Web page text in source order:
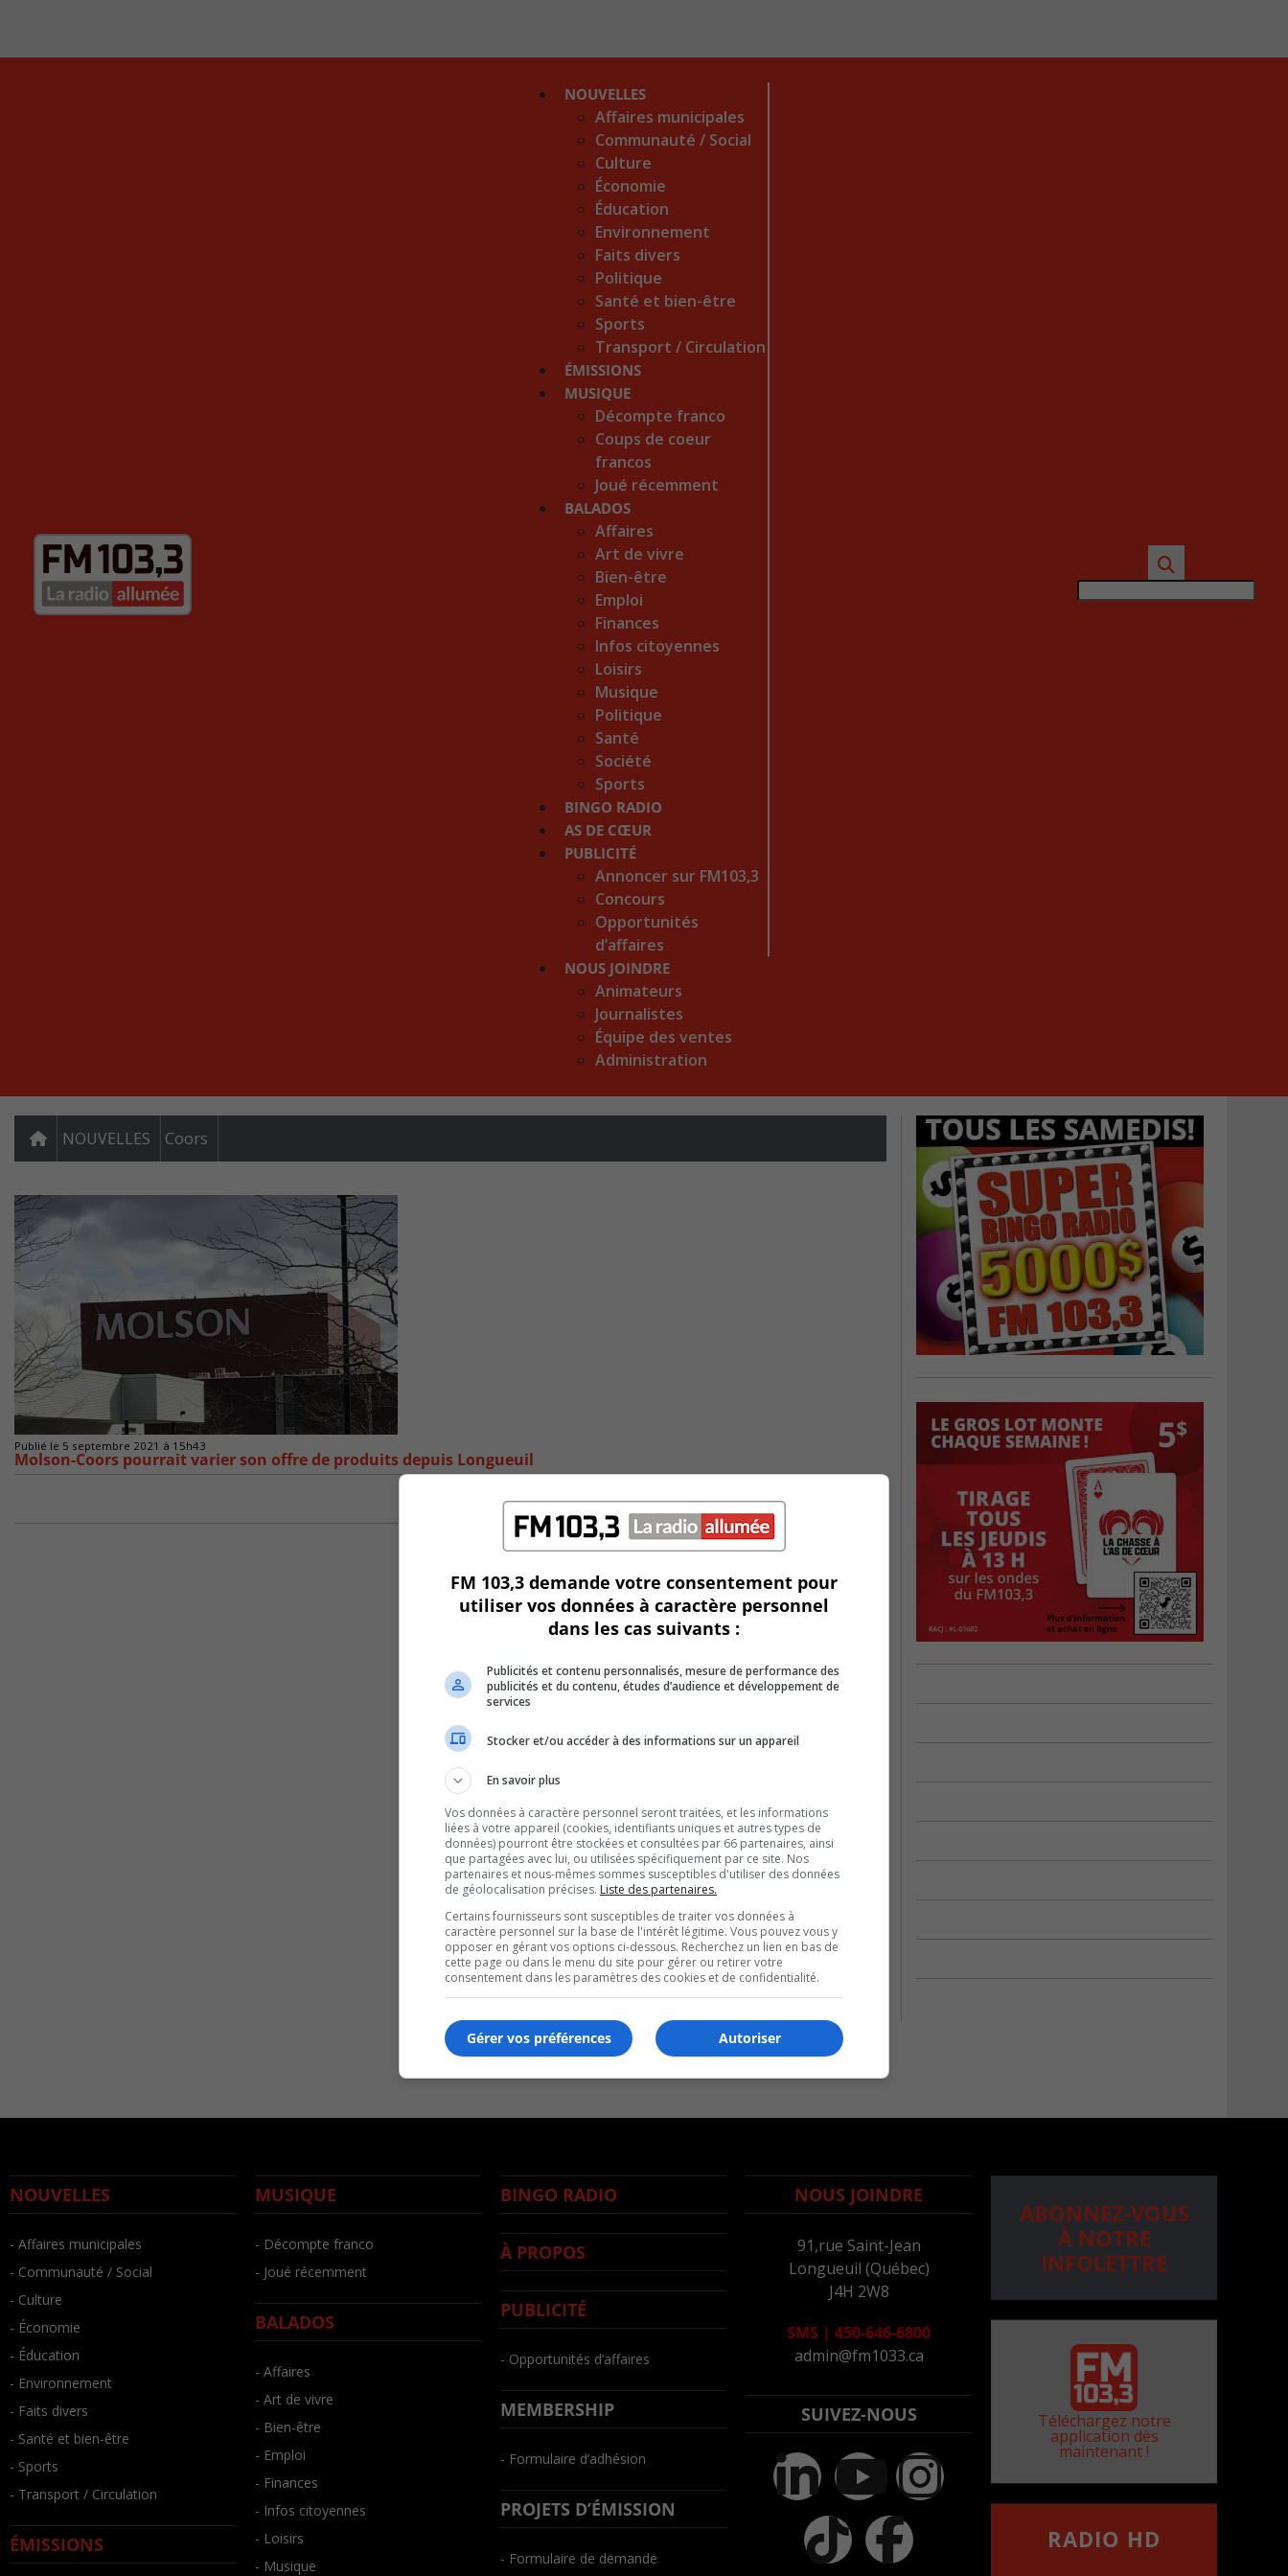
NOUVELLES
Affaires municipales
Communauté / Social
Culture
Économie
Éducation
Environnement
Faits divers
Politique
Santé et bien-être
Sports
Transport / Circulation
ÉMISSIONS
MUSIQUE
Décompte franco
Coups de coeur
francos
Joué récemment
BALADOS
Affaires
Art de vivre
Bien-être
Emploi
Finances
Infos citoyennes
Loisirs
Musique
Politique
Santé
Société
Sports
BINGO RADIO
AS DE CŒUR
PUBLICITÉ
Annoncer sur FM103,3
Concours
Opportunités
d’affaires
NOUS JOINDRE
Animateurs
Journalistes
Équipe des ventes
Administration
NOUVELLES Coors
Publié le 5 septembre 2021 à 15h43
Molson-Coors pourrait varier son offre de produits depuis Longueuil
NOUVELLES
- Affaires municipales
- Communauté / Social
- Culture
- Économie
- Éducation
- Environnement
- Faits divers
- Santé et bien-être
- Sports
- Transport / Circulation
ÉMISSIONS
MUSIQUE
- Décompte franco
- Joué récemment
BALADOS
- Affaires
- Art de vivre
- Bien-être
- Emploi
- Finances
- Infos citoyennes
- Loisirs
- Musique
BINGO RADIO
À PROPOS
PUBLICITÉ
- Opportunités d’affaires
MEMBERSHIP
- Formulaire d’adhésion
PROJETS D’ÉMISSION
- Formulaire de demande
NOUS JOINDRE
91,rue Saint-Jean
Longueuil (Québec)
J4H 2W8
SMS | 450-646-6800
admin@fm1033.ca
SUIVEZ-NOUS
ABONNEZ-VOUS
À NOTRE
INFOLETTRE
Téléchargez notre
application dès
maintenant !
RADIO HD
FM 103,3 demande votre consentement pour
utiliser vos données à caractère personnel
dans les cas suivants :
Publicités et contenu personnalisés, mesure de performance des
publicités et du contenu, études d’audience et développement de
services
Stocker et/ou accéder à des informations sur un appareil
En savoir plus
Vos données à caractère personnel seront traitées, et les informations
liées à votre appareil (cookies, identifiants uniques et autres types de
données) pourront être stockées et consultées par 66 partenaires, ainsi
que partagées avec lui, ou utilisées spécifiquement par ce site. Nos
partenaires et nous-mêmes sommes susceptibles d'utiliser des données
de géolocalisation précises. Liste des partenaires.
Certains fournisseurs sont susceptibles de traiter vos données à
caractère personnel sur la base de l'intérêt légitime. Vous pouvez vous y
opposer en gérant vos options ci-dessous. Recherchez un lien en bas de
cette page ou dans le menu du site pour gérer ou retirer votre
consentement dans les paramètres des cookies et de confidentialité.
Autoriser
Gérer vos préférences